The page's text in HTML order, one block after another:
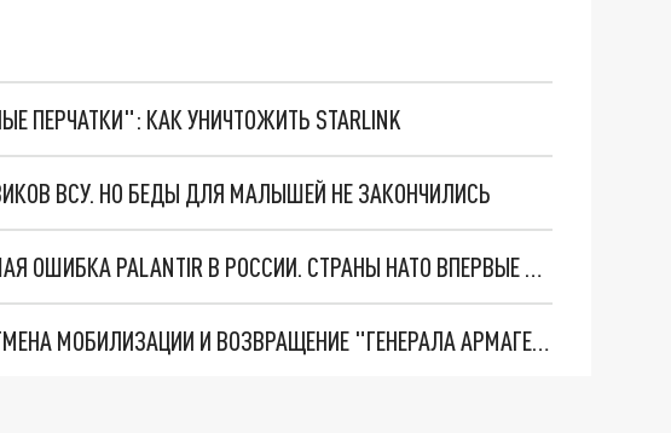
ПЕРЧАТКИ": КАК УНИЧТОЖИТЬ STARLINK
ВСУ. НО БЕДЫ ДЛЯ МАЛЫШЕЙ НЕ ЗАКОНЧИЛИСЬ
"ОЧЕНЬ ПЛОХИЕ НОВОСТИ": БОЛЬШАЯ ОШИБКА PALANTIR В РОССИИ. СТРАНЫ НАТО ВПЕРВЫЕ ЗА СВО ОСТАНОВИЛИ ПОСТАВКИ ОРУЖИЯ. ВСУ ТЕРЯЮТ ПРИГРАНИЧЬЕ?
ТРИ ГЛАВНЫХ ИНСАЙДА ОБ СВО. ОТМЕНА МОБИЛИЗАЦИИ И ВОЗВРАЩЕНИЕ "ГЕНЕРАЛА АРМАГЕДДОНА"? ОТЛИЧНЫЕ НОВОСТИ, КОТОРЫЕ ЖДАЛИ ВСЕ